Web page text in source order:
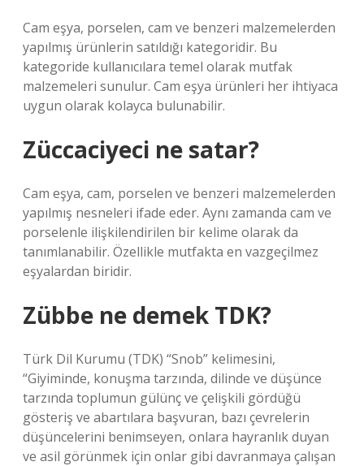
Cam eşya, porselen, cam ve benzeri malzemelerden
yapılmış ürünlerin satıldığı kategoridir. Bu
kategoride kullanıcılara temel olarak mutfak
malzemeleri sunulur. Cam eşya ürünleri her ihtiyaca
uygun olarak kolayca bulunabilir.
Züccaciyeci ne satar?
Cam eşya, cam, porselen ve benzeri malzemelerden
yapılmış nesneleri ifade eder. Aynı zamanda cam ve
porselenle ilişkilendirilen bir kelime olarak da
tanımlanabilir. Özellikle mutfakta en vazgeçilmez
eşyalardan biridir.
Zübbe ne demek TDK?
Türk Dil Kurumu (TDK) “Snob” kelimesini,
“Giyiminde, konuşma tarzında, dilinde ve düşünce
tarzında toplumun gülünç ve çelişkili gördüğü
gösteriş ve abartılara başvuran, bazı çevrelerin
düşüncelerini benimseyen, onlara hayranlık duyan
ve asil görünmek için onlar gibi davranmaya çalışan